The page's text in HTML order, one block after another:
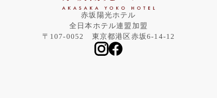
赤坂陽光ホテル
全日本ホテル連盟加盟
〒107-0052 東京都港区赤坂6-14-12